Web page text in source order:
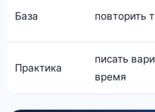
База повторить
Практика
писать
время